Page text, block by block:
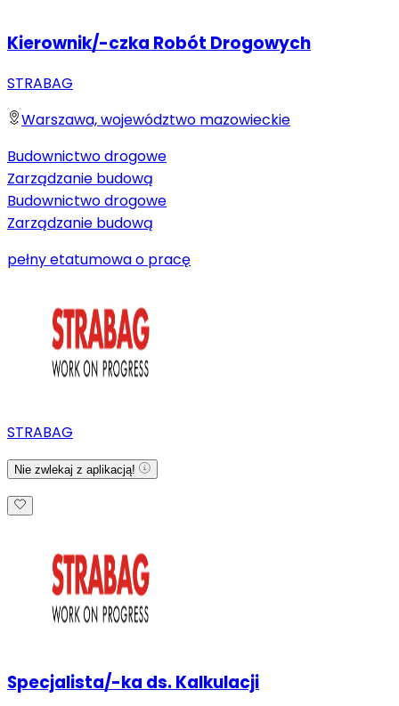
Kierownik/-czka Robót Drogowych
STRABAG
Warszawa, województwo mazowieckie
Budownictwo drogowe
Zarządzanie budową
Budownictwo drogowe
Zarządzanie budową
pełny etatumowa o pracę
STRABAG
Nie zwlekaj z aplikacją!
Specjalista/-ka ds. Kalkulacji